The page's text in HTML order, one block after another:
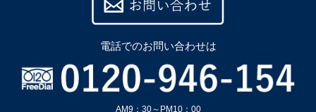
電話でのお問い合わせは
AM9：30～PM10：00